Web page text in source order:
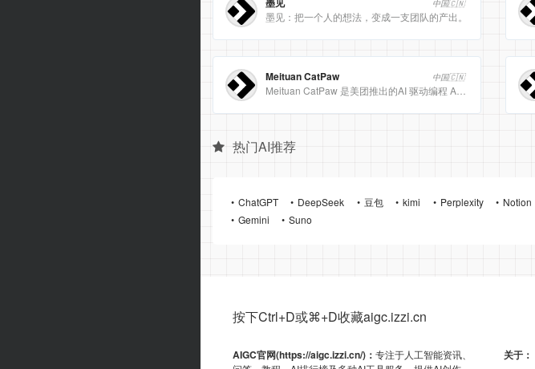
中国🇨🇳
墨见：把一个人的想法，变成一支团队的产出。
Meituan CatPaw 中国🇨🇳
热门AI推荐
ChatGPT DeepSeek 豆包 kimi Perplexity Notion
Gemini
Suno
按下Ctrl+D或⌘+D收藏aigc.izzi.cn
AIGC官网(https://aigc.izzi.cn/)： 专注于人工智能资讯、
关于：